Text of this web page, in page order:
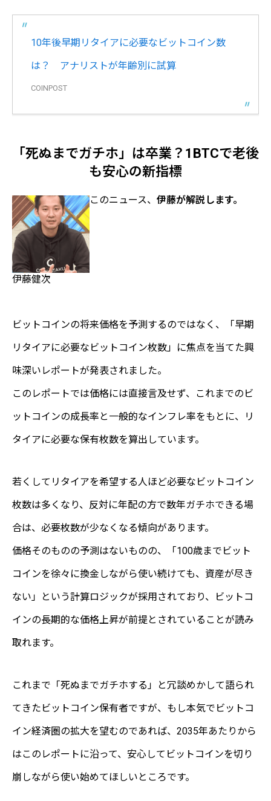
10年後早期リタイアに必要なビットコイン数
は？ アナリストが年齢別に試算
COINPOST
「死ぬまでガチホ」は卒業？1BTCで老後
も安心の新指標
伊藤健次
このニュース、 伊藤が解説します。
ビットコインの将来価格を予測するのではなく、「早期
リタイアに必要なビットコイン枚数」に焦点を当てた興
味深いレポートが発表されました。
このレポートでは価格には直接言及せず、これまでのビ
ットコインの成長率と一般的なインフレ率をもとに、リ
タイアに必要な保有枚数を算出しています。
若くしてリタイアを希望する人ほど必要なビットコイン
枚数は多くなり、反対に年配の方で数年ガチホできる場
合は、必要枚数が少なくなる傾向があります。
価格そのものの予測はないものの、「100歳までビット
コインを徐々に換金しながら使い続けても、資産が尽き
ない」という計算ロジックが採用されており、ビットコ
インの長期的な価格上昇が前提とされていることが読み
取れます。
これまで「死ぬまでガチホする」と冗談めかして語られ
てきたビットコイン保有者ですが、もし本気でビットコ
イン経済圏の拡大を望むのであれば、2035年あたりから
はこのレポートに沿って、安心してビットコインを切り
崩しながら使い始めてほしいところです。